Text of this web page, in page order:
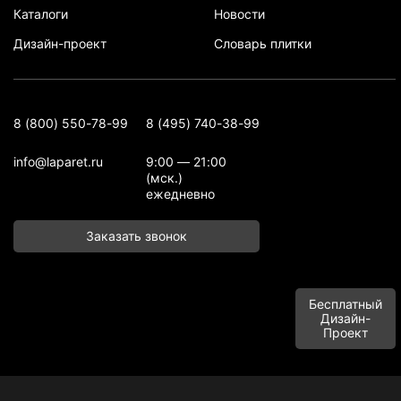
Каталоги
Дизайн-проект
Новости
Словарь плитки
8 (800) 550-78-99 8 (495) 740-38-99
info@laparet.ru
9:00 — 21:00
(мск.)
ежедневно
Заказать звонок
Бесплатный
Дизайн-
Проект